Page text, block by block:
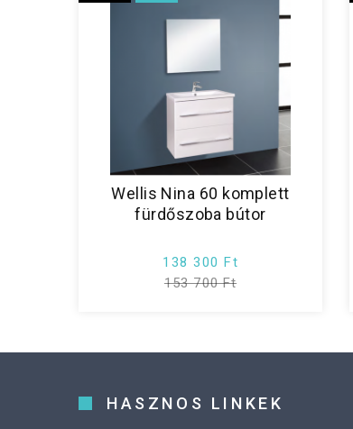
Wellis Nina 60 komplett
fürdőszoba bútor
138 300 Ft
153 700 Ft
HASZNOS LINKEK